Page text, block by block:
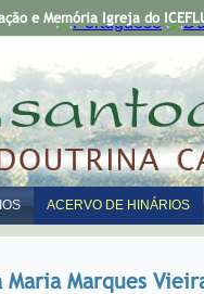
ACERVO DE HINÁRIOS
e Memória Igreja do
Maria Marques